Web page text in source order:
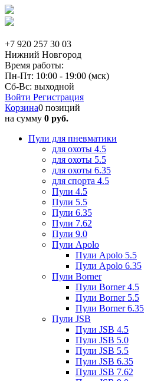
+7 920 257 30 03
Нижний Новгород
Время работы:
Пн-Пт: 10:00 - 19:00 (мск)
Сб-Вс: выходной
Войти Регистрация
Корзина0 позиций
на сумму 0 руб.
Пули для пневматики
для охоты 4.5
для охоты 5.5
для охоты 6.35
для спорта 4.5
Пули 4.5
Пули 5.5
Пули 6.35
Пули 7.62
Пули 9.0
Пули Apolo
Пули Apolo 5.5
Пули Apolo 6.35
Пули Borner
Пули Borner 4.5
Пули Borner 5.5
Пули Borner 6.35
Пули JSB
Пули JSB 4.5
Пули JSB 5.0
Пули JSB 5.5
Пули JSB 6.35
Пули JSB 7.62